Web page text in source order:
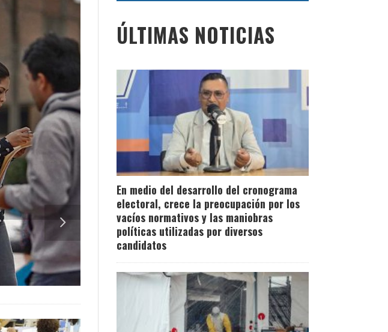
Juliaca: 2, 500
trabajadores de
construcción civil
consintieron la
suspensión perfecta
de labores
Leer Más
ÚLTIMAS NOTICIAS
En medio del desarrollo del cronograma
electoral, crece la preocupación por los
vacíos normativos y las maniobras
políticas utilizadas por diversos
candidatos